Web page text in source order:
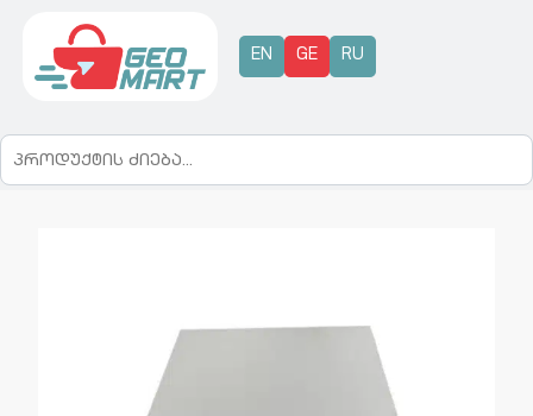
EN GE RU